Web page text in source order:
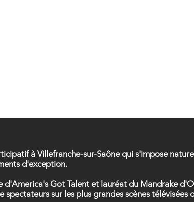
à Villefranche-sur-Saône qui s'impose
d'exception.
d'America's Got Talent et lauréat du Mandrake
sur les plus grandes scènes télévisées